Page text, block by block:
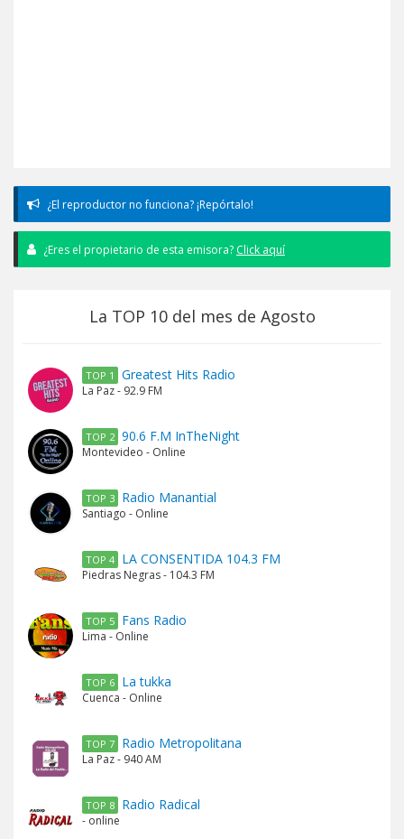
¿El reproductor no funciona? ¡Repórtalo!
¿Eres el propietario de esta emisora? Click aquí
La TOP 10 del mes de Agosto
TOP 1 Greatest Hits Radio
La Paz - 92.9 FM
TOP 2 90.6 F.M InTheNight
Montevideo - Online
TOP 3 Radio Manantial
Santiago - Online
TOP 4 LA CONSENTIDA 104.3 FM
Piedras Negras - 104.3 FM
TOP 5 Fans Radio
Lima - Online
TOP 6 La tukka
Cuenca - Online
TOP 7 Radio Metropolitana
La Paz - 940 AM
TOP 8 Radio Radical
- online